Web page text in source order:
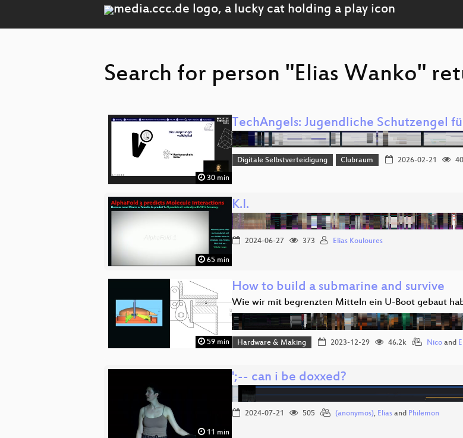
Search for person "Elias Wanko"
30 min
TechAngels: Jugendliche Schutzengel
Digitale Selbstverteidigung Clubraum 2026-02-21 40
65 min
K.I.
2024-06-27 373 Elias Kouloures
59 min
How to build a submarine and survive
Wie wir mit begrenzten Mitteln ein U-Boot gebaut
Hardware & Making 2023-12-29 46.2k Nicoand
11 min
';-- can i be doxxed?
2024-07-21 505 (anonymos), Elias and Philemon